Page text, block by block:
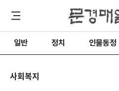
일반 정치 인물동정
사회복지